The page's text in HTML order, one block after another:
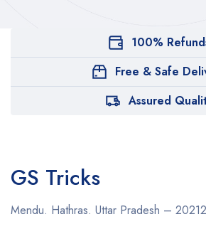
100%
Free & Safe
Assured
GS Tricks
Mendu. Hathras. Uttar Pradesh –